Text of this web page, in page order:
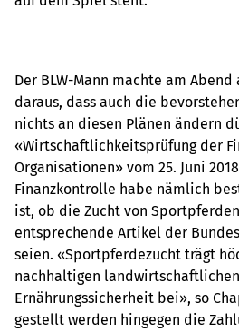
Der BLW-Mann machte am
daraus, dass auch die
nichts an diesen Plänen ändern
«Wirtschaftlichkeitsprüfung der
Organisationen» vom 25. Juni
Finanzkontrolle habe nämlich
ist, ob die Zucht von
entsprechende Artikel der
seien. «Sportpferdezucht trägt
nachhaltigen
Ernährungssicherheit bei», so
gestellt werden hingegen die